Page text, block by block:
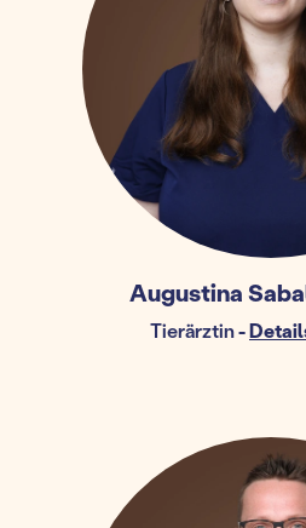
Augustina
Tierärztin-